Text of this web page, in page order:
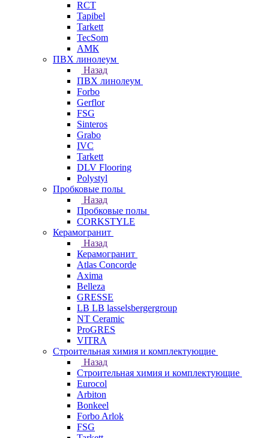
RCT
Tapibel
Tarkett
TecSom
АМК
ПВХ линолеум
Назад
ПВХ линолеум
Forbo
Gerflor
FSG
Sinteros
Grabo
IVC
Tarkett
DLV Flooring
Polystyl
Пробковые полы
Назад
Пробковые полы
CORKSTYLE
Керамогранит
Назад
Керамогранит
Atlas Concorde
Axima
Belleza
GRESSE
LB LB lasselsbergergroup
NT Ceramic
ProGRES
VITRA
Строительная химия и комплектующие
Назад
Строительная химия и комплектующие
Eurocol
Arbiton
Bonkeel
Forbo Arlok
FSG